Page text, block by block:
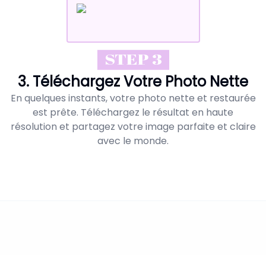
STEP 3
3. Téléchargez Votre Photo Nette
En quelques instants, votre photo nette et restaurée
est prête. Téléchargez le résultat en haute
résolution et partagez votre image parfaite et claire
avec le monde.